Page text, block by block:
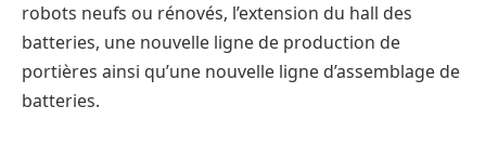
robots neufs ou rénovés, l’extension du hall des
batteries, une nouvelle ligne de production de
portières ainsi qu’une nouvelle ligne d’assemblage de
batteries.